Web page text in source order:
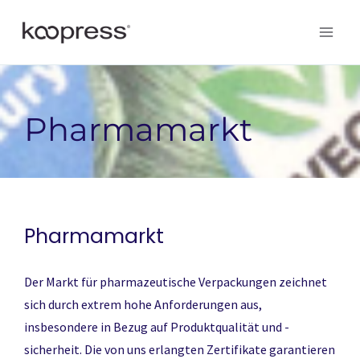
Inhalt
Pharmamarkt
Pharmamarkt
Der Markt für pharmazeutische Verpackungen zeichnet
sich durch extrem hohe Anforderungen aus,
insbesondere in Bezug auf Produktqualität und -
sicherheit. Die von uns erlangten Zertifikate garantieren